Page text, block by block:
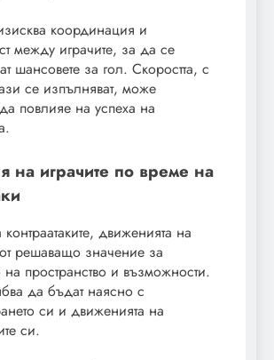
координация и
между играчите, за да се
шансовете за гол. Скоростта, с
се изпълняват, може
повлияе на успеха на
на играчите по време на
движенията на
решаващо значение за
на пространство и възможности.
да бъдат наясно с
си и движенията на
си.